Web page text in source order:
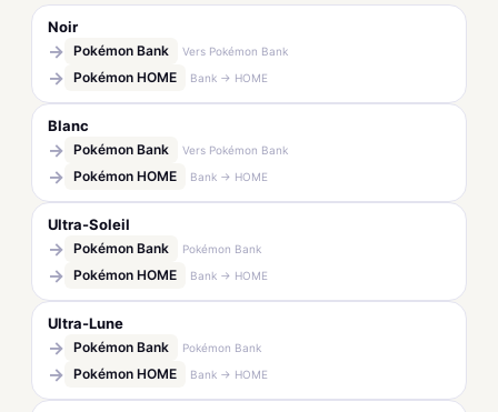
Noir
→ Pokémon Bank Vers Pokémon Bank
→ Pokémon HOME Bank → HOME
Blanc
→ Pokémon Bank Vers Pokémon Bank
→ Pokémon HOME Bank → HOME
Ultra-Soleil
→ Pokémon Bank Pokémon Bank
→ Pokémon HOME Bank → HOME
Ultra-Lune
→ Pokémon Bank Pokémon Bank
→ Pokémon HOME Bank → HOME